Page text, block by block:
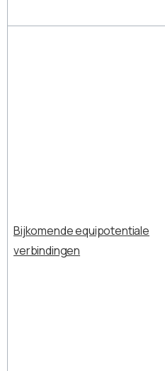
Bijkomende equipotentiale
verbindingen